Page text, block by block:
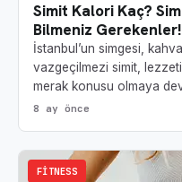
Simit Kalori Kaç?
Bilmeniz Gerekenler!
İstanbul’un simgesi,
vazgeçilmezi simit,
merak konusu olmaya
8 ay önce
FITNESS